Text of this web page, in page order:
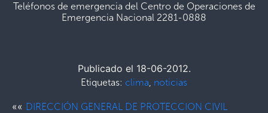
Teléfonos de emergencia del Centro de Operaciones de
Emergencia Nacional 2281-0888
Publicado el 18-06-2012.
Etiquetas: clima, noticias
«« DIRECCIÓN GENERAL DE PROTECCION CIVIL